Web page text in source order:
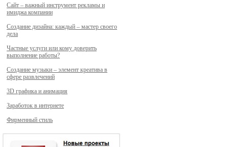
Сайт – важный инструмент рекламы и
имиджа компании
Создание дизайна: каждый – мастер своего
дела
Частные услуги или кому доверить
выполнение работы?
Создание музыки – элемент креатива в
сфере развлечений
3D графика и анимация
Заработок в интернете
Фирменный стиль